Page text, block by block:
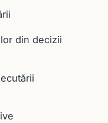
din decizii